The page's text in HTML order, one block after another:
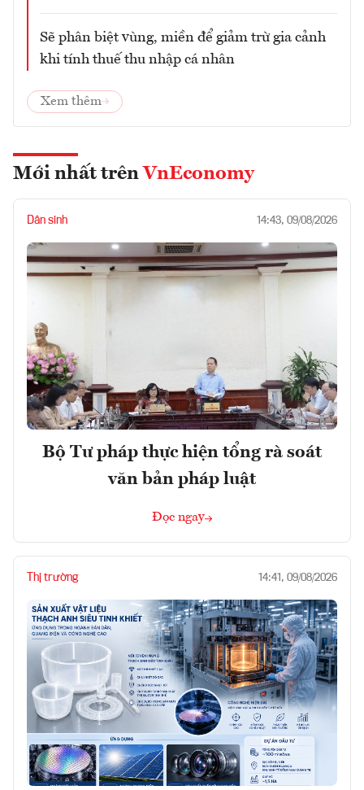
Sẽ phân biệt vùng, miền để giảm trừ gia cảnh
khi tính thuế thu nhập cá nhân
Xem thêm
Mới nhất trên VnEconomy
Dân sinh 14:43, 09/08/2026
Bộ Tư pháp thực hiện tổng rà soát
văn bản pháp luật
Đọc ngay
Thị trường 14:41, 09/08/2026